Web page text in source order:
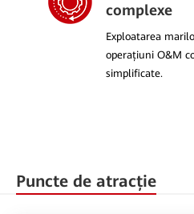
complexe
Exploatarea
operațiuni O&M
simplificate.
Puncte de atracție